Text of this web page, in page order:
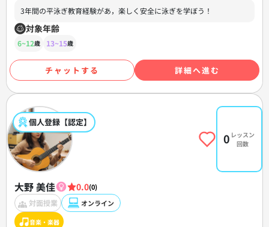
3年間の平泳ぎ教育経験があ，楽しく安全に泳ぎを学ぼう！
対象年齢
6~12歳 13~15歳
チャットする 詳細へ進む
個人登録【認定】
0 レッスン
回数
大野 美佳 0.0(0)
対面授業 オンライン
音楽・楽器